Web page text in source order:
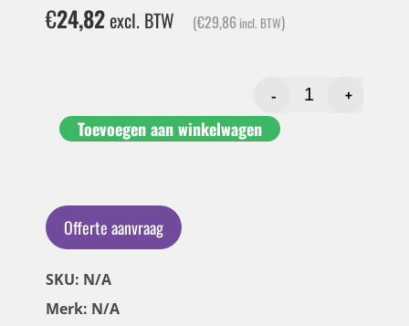
€24,82excl. BTW (€29,86 incl. BTW)
-
+
Toevoegen aan winkelwagen
Offerte aanvraag
SKU: N/A
Merk: N/A